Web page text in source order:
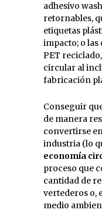
adhesivo
retornables,
etiquetas
impacto; o
PET
circular al
fabricación
Conseguir
de manera
convertirse
industria (lo
economía
proceso que
cantidad de
vertederos o,
medio